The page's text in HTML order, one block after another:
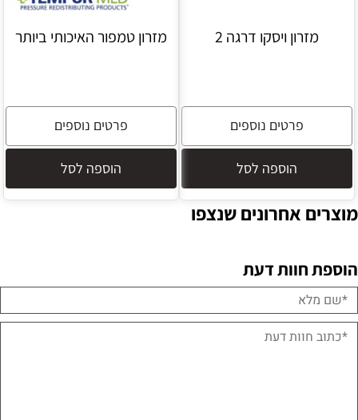
מזרון ויסקו דרגה 2
פרטים נוספים
הוספה לסל
מזרון טמפור האיכותי ביותר
פרטים נוספים
הוספה לסל
מוצרים אחרונים שנצפו
הוספת חוות דעת